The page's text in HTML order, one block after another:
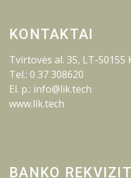
KONTAKTAI
Tvirtovės al. 35, LT-50155
Tel.: 0 37 308620
El. p.: info@lik.tech
www.lik.tech
BANKO